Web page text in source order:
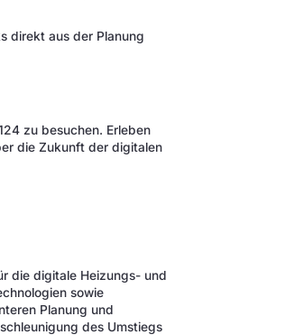
direkt aus der Planung
zu besuchen. Erleben
die Zukunft der digitalen
die digitale Heizungs- und
sowie
Planung und
des Umstiegs